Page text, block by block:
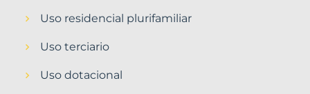
Uso residencial plurifamiliar
Uso terciario
Uso dotacional